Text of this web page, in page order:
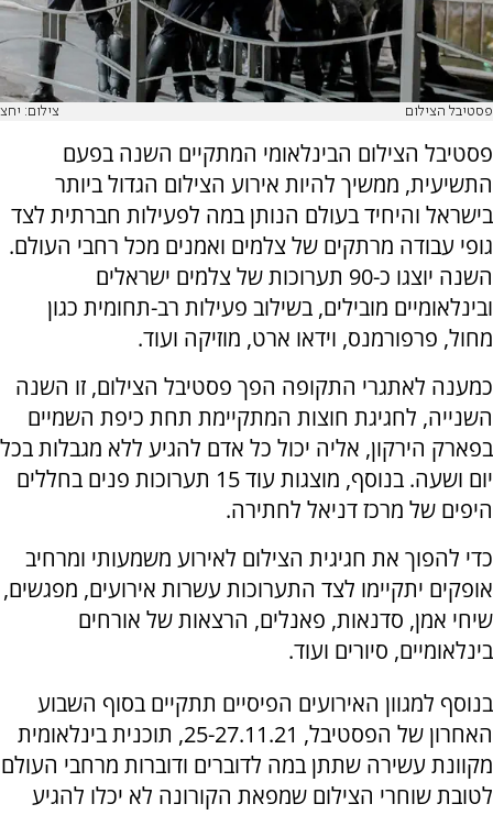
פסטיבל הצילום צילום: יחצ
פסטיבל הצילום הבינלאומי המתקיים השנה בפעם
התשיעית, ממשיך להיות אירוע הצילום הגדול ביותר
בישראל והיחיד בעולם הנותן במה לפעילות חברתית לצד
גופי עבודה מרתקים של צלמים ואמנים מכל רחבי העולם.
השנה יוצגו כ-90 תערוכות של צלמים ישראלים
ובינלאומיים מובילים, בשילוב פעילות רב-תחומית כגון
מחול, פרפורמנס, וידאו ארט, מוזיקה ועוד.
כמענה לאתגרי התקופה הפך פסטיבל הצילום, זו השנה
השנייה, לחגיגת חוצות המתקיימת תחת כיפת השמיים
בפארק הירקון, אליה יכול כל אדם להגיע ללא מגבלות בכל
יום ושעה. בנוסף, מוצגות עוד 15 תערוכות פנים בחללים
היפים של מרכז דניאל לחתירה.
כדי להפוך את חגיגית הצילום לאירוע משמעותי ומרחיב
אופקים יתקיימו לצד התערוכות עשרות אירועים, מפגשים,
שיחי אמן, סדנאות, פאנלים, הרצאות של אורחים
בינלאומיים, סיורים ועוד.
בנוסף למגוון האירועים הפיסיים תתקיים בסוף השבוע
האחרון של הפסטיבל, 25-27.11.21, תוכנית בינלאומית
מקוונת עשירה שתתן במה לדוברים ודוברות מרחבי העולם
לטובת שוחרי הצילום שמפאת הקורונה לא יכלו להגיע